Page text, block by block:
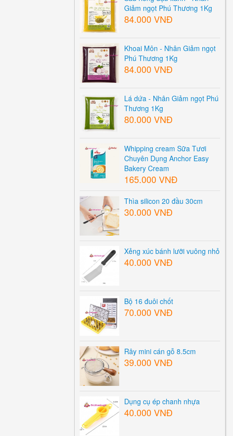
Giảm ngọt Phú Thương 1Kg
84.000 VNĐ
Khoai Môn - Nhân Giảm ngọt
Phú Thương 1Kg
84.000 VNĐ
Lá dứa - Nhân Giảm ngọt Phú
Thương 1Kg
80.000 VNĐ
Whipping cream Sữa Tươi
Chuyên Dụng Anchor Easy
Bakery Cream
165.000 VNĐ
Thìa silicon 20 đầu 30cm
30.000 VNĐ
Xẻng xúc bánh lưỡi vuông nhỏ
40.000 VNĐ
Bộ 16 đuôi chốt
70.000 VNĐ
Rây mini cán gỗ 8.5cm
39.000 VNĐ
Dụng cụ ép chanh nhựa
40.000 VNĐ